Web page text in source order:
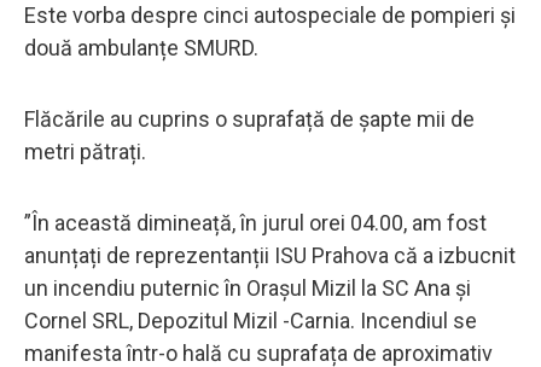
Este vorba despre cinci autospeciale de pompieri și
două ambulanțe SMURD.
Flăcările au cuprins o suprafață de șapte mii de
metri pătrați.
”În această dimineață, în jurul orei 04.00, am fost
anunțați de reprezentanții ISU Prahova că a izbucnit
un incendiu puternic în Orașul Mizil la SC Ana și
Cornel SRL, Depozitul Mizil -Carnia. Incendiul se
manifesta într-o hală cu suprafața de aproximativ